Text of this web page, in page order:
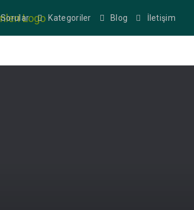
Sorular Kategoriler Blog İletişim